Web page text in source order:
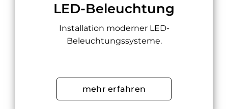
LED-Beleuchtung
Installation moderner LED-
Beleuchtungssysteme.
mehr erfahren